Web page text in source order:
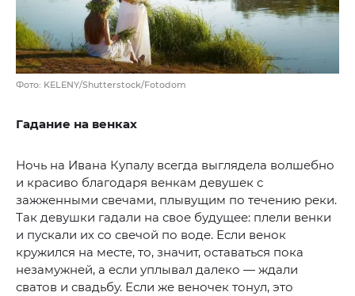
Фото: KELENY/Shutterstock/Fotodom
Гадание на венках
Ночь на Ивана Купалу всегда выглядела волшебно
и красиво благодаря венкам девушек с
зажженными свечами, плывущим по течению реки.
Так девушки гадали на свое будущее: плели венки
и пускали их со свечой по воде. Если венок
кружился на месте, то, значит, оставаться пока
незамужней, а если уплывал далеко — ждали
сватов и свадьбу. Если же веночек тонул, это